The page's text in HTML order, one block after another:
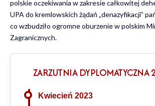
polskie oczekiwania w zakresie całkowitej
UPA do kremlowskich żądań „denazyfikacji”
co wzbudziło ogromne oburzenie w polskim
Zagranicznych.
ZARZUTNIA DYPLOMATYCZNA
Kwiecień 2023